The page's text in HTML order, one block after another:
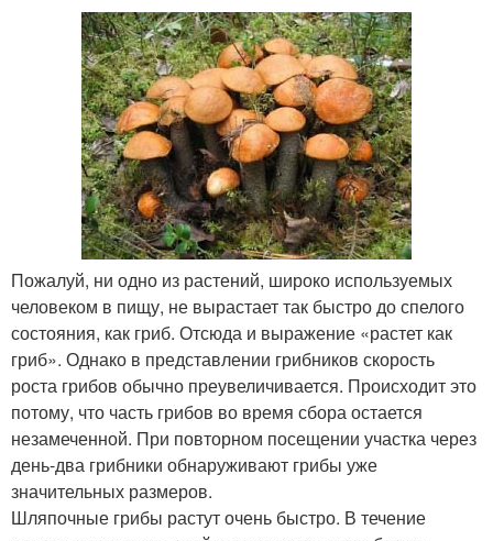
Пожалуй, ни одно из растений, широко используемых
человеком в пищу, не вырастает так быстро до спелого
состояния, как гриб. Отсюда и выражение «растет как
гриб». Однако в представлении грибников скорость
роста грибов обычно преувеличивается. Происходит это
потому, что часть грибов во время сбора остается
незамеченной. При повторном посещении участка через
день-два грибники обнаруживают грибы уже
значительных размеров.
Шляпочные грибы растут очень быстро. В течение